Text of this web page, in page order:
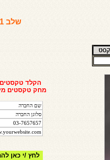
שלב 1 מתוך 3
הקלד
מחק טקסטים
לחץ /י כאן